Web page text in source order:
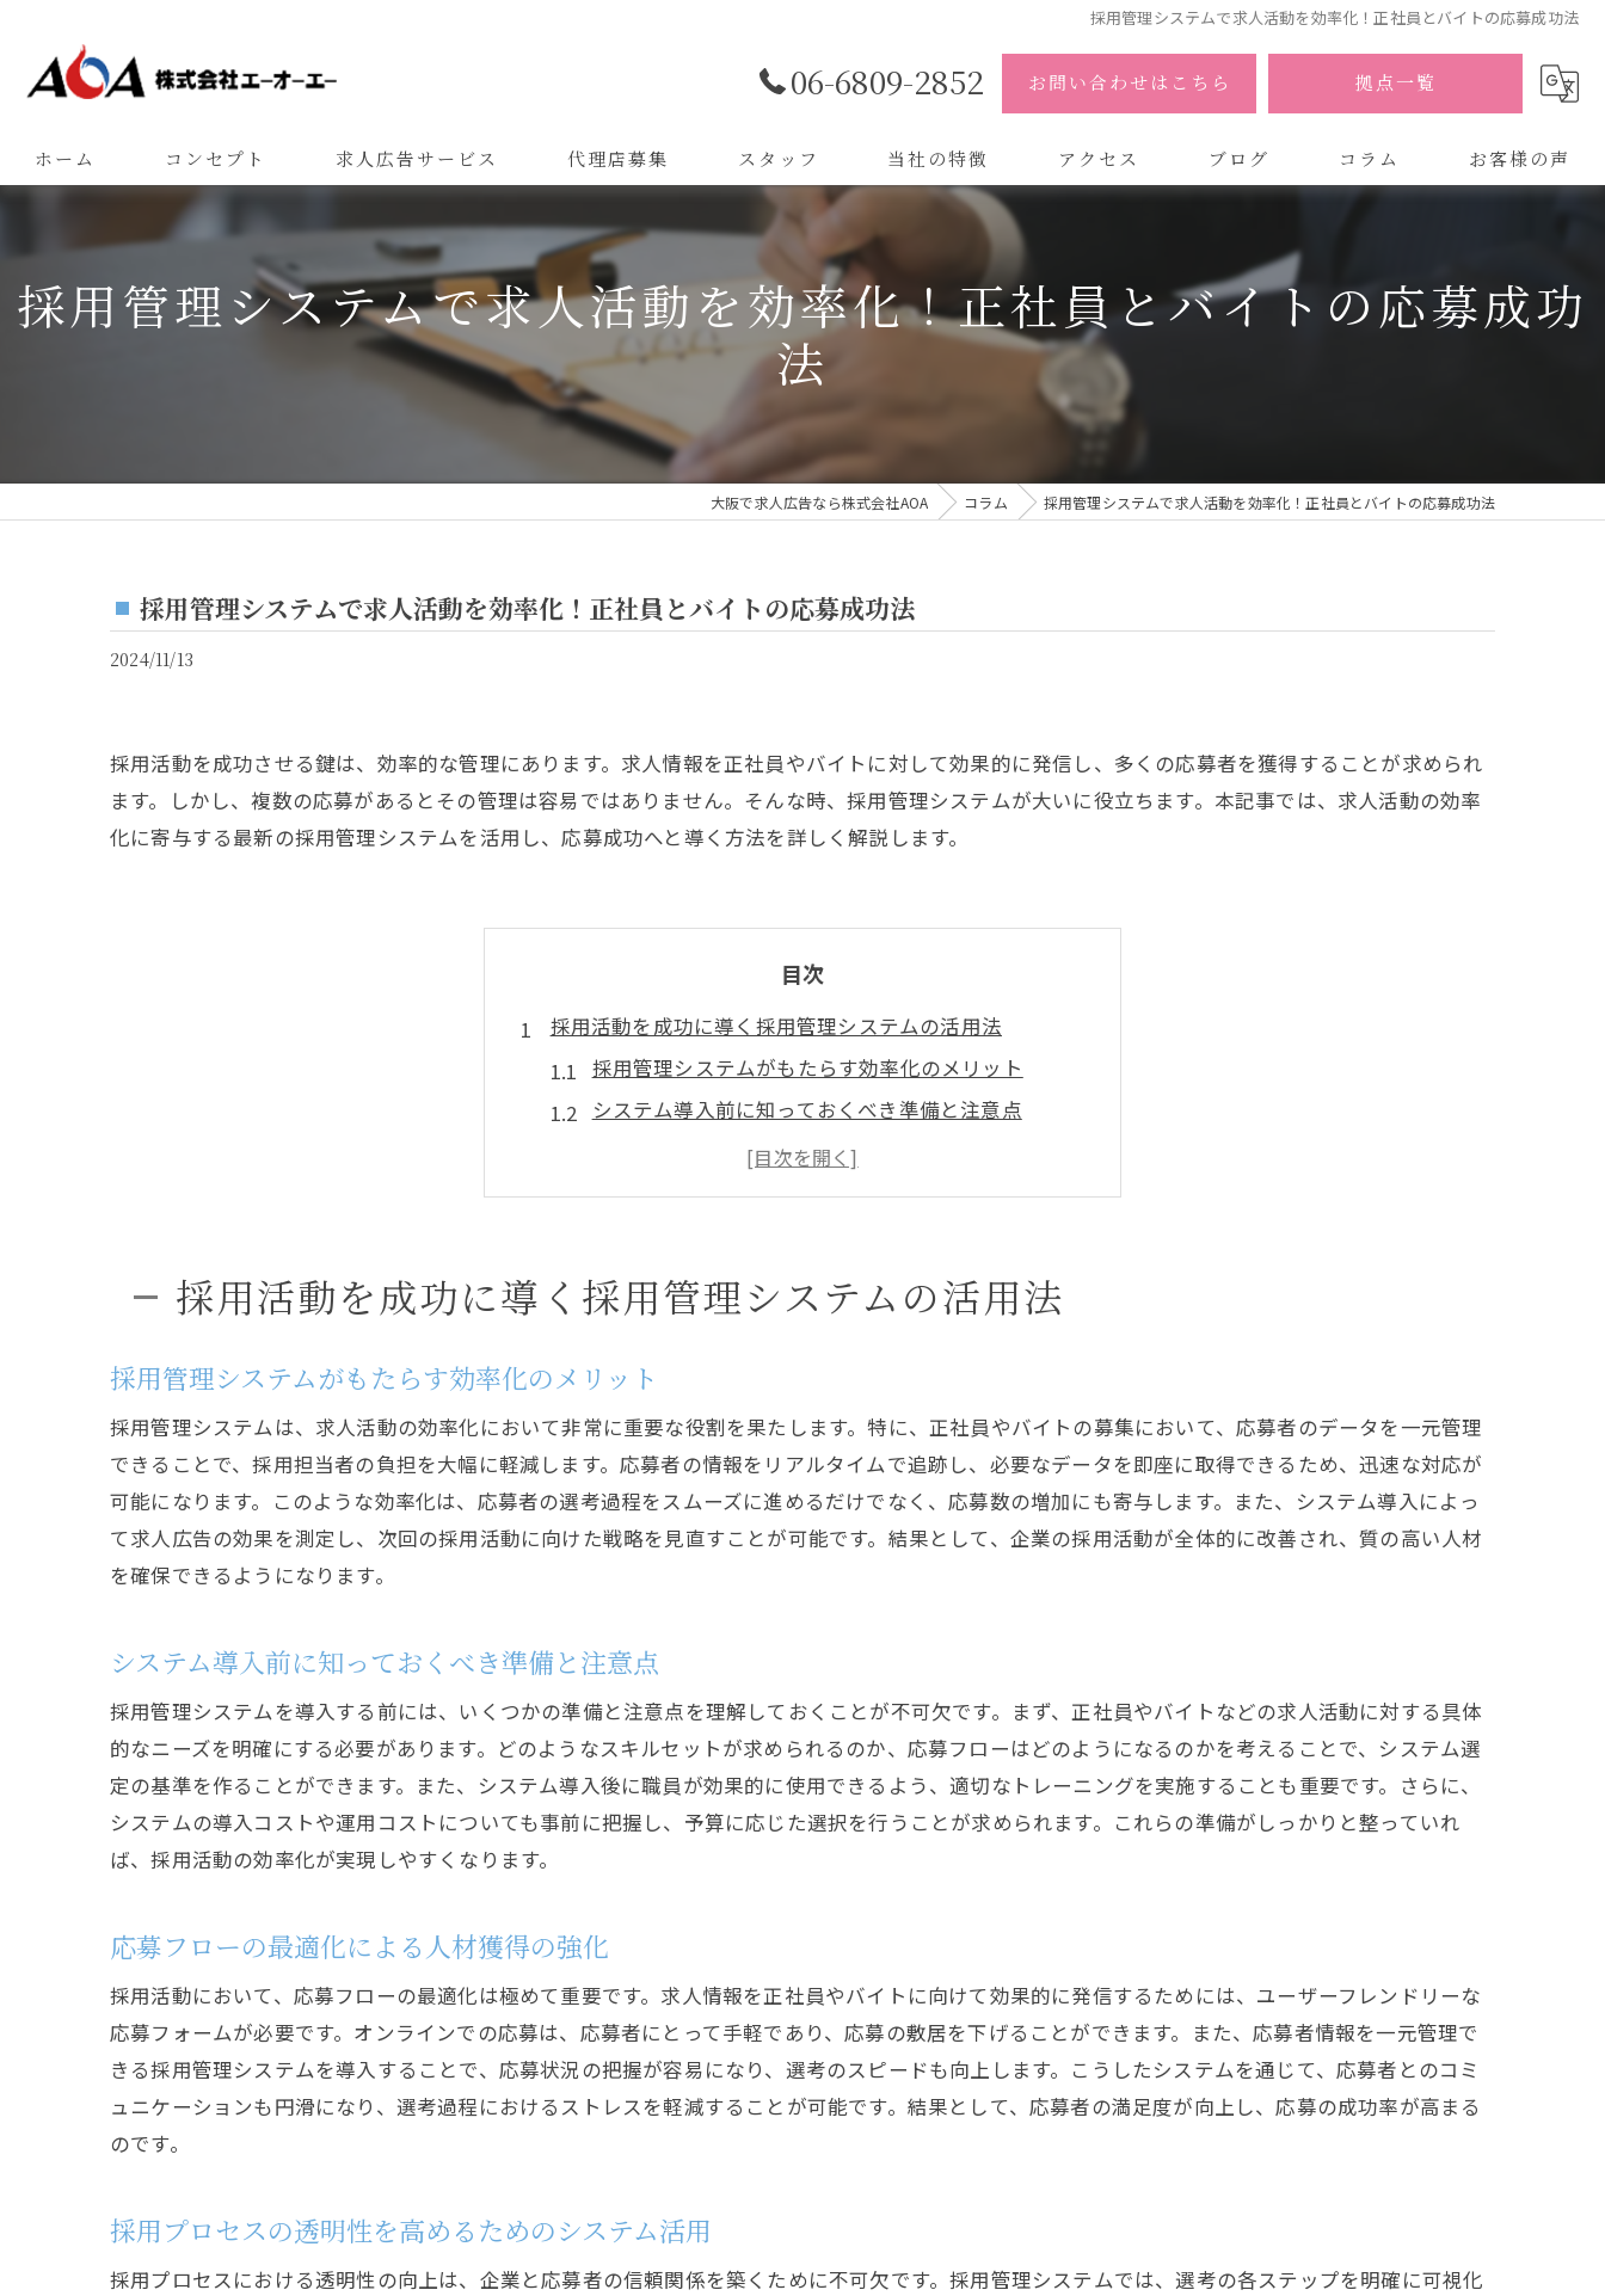
採用管理システムで求人活動を効率化！正社員とバイトの応募成功法
06-6809-2852 お問い合わせはこちら 拠点一覧
ホーム コンセプト 求人広告サービス 代理店募集 スタッフ 当社の特徴
代理店
制作
アクセス
株式会社AOA 東京 渋谷オフィス
株式会社AOA 南森町オフィス
ブログ コラム お客様の声
採用管理システムで求人活動を効率化！正社員とバイトの応募成功
法
大阪で求人広告なら株式会社AOA コラム 採用管理システムで求人活動を効率化！正社員とバイトの応募成功法
採用管理システムで求人活動を効率化！正社員とバイトの応募成功法
2024/11/13
採用活動を成功させる鍵は、効率的な管理にあります。求人情報を正社員やバイトに対して効果的に発信し、多くの応募者を獲得することが求められ
ます。しかし、複数の応募があるとその管理は容易ではありません。そんな時、採用管理システムが大いに役立ちます。本記事では、求人活動の効率
化に寄与する最新の採用管理システムを活用し、応募成功へと導く方法を詳しく解説します。
目次
採用活動を成功に導く採用管理システムの活用法
採用管理システムがもたらす効率化のメリット
システム導入前に知っておくべき準備と注意点
応募フローの最適化による人材獲得の強化
採用プロセスの透明性を高めるためのシステム活用
成功事例から学ぶ採用管理システムの効果的な使い方
求人情報を最大限に活かすための応募管理テクニック
応募者の目線に立った求人情報の設計法
応募者の属性に合わせた求人情報のカスタマイズ
応募管理システムを活用した情報拡散戦略
正社員とバイトの求人に適したシステム機能の比較
応募者体験を向上させるUI/UXの重要性
システム選定時に考慮すべきコストと効果
業界別おすすめ採用管理システムの特徴
応募者データの安全性を考慮したシステム選び
今注目の革新的な採用管理システムトップ3
AIを活用した採用プロセスの自動化事例
クラウドベースシステムがもたらす利便性
モバイル対応システムでの採用活動のメリット
グローバル採用に対応した多言語システムの活用法
応募者情報の一元管理がもたらす組織の変革
一元化による選考プロセスのスピードアップ
採用活動を成功に導く採用管理システムの活用法
採用管理システムがもたらす効率化のメリット
採用管理システムは、求人活動の効率化において非常に重要な役割を果たします。特に、正社員やバイトの募集において、応募者のデータを一元管理
できることで、採用担当者の負担を大幅に軽減します。応募者の情報をリアルタイムで追跡し、必要なデータを即座に取得できるため、迅速な対応が
可能になります。このような効率化は、応募者の選考過程をスムーズに進めるだけでなく、応募数の増加にも寄与します。また、システム導入によっ
て求人広告の効果を測定し、次回の採用活動に向けた戦略を見直すことが可能です。結果として、企業の採用活動が全体的に改善され、質の高い人材
を確保できるようになります。
システム導入前に知っておくべき準備と注意点
採用管理システムを導入する前には、いくつかの準備と注意点を理解しておくことが不可欠です。まず、正社員やバイトなどの求人活動に対する具体
的なニーズを明確にする必要があります。どのようなスキルセットが求められるのか、応募フローはどのようになるのかを考えることで、システム選
定の基準を作ることができます。また、システム導入後に職員が効果的に使用できるよう、適切なトレーニングを実施することも重要です。さらに、
システムの導入コストや運用コストについても事前に把握し、予算に応じた選択を行うことが求められます。これらの準備がしっかりと整っていれ
ば、採用活動の効率化が実現しやすくなります。
応募フローの最適化による人材獲得の強化
採用活動において、応募フローの最適化は極めて重要です。求人情報を正社員やバイトに向けて効果的に発信するためには、ユーザーフレンドリーな
応募フォームが必要です。オンラインでの応募は、応募者にとって手軽であり、応募の敷居を下げることができます。また、応募者情報を一元管理で
きる採用管理システムを導入することで、応募状況の把握が容易になり、選考のスピードも向上します。こうしたシステムを通じて、応募者とのコミ
ュニケーションも円滑になり、選考過程におけるストレスを軽減することが可能です。結果として、応募者の満足度が向上し、応募の成功率が高まる
のです。
採用プロセスの透明性を高めるためのシステム活用
採用プロセスにおける透明性の向上は、企業と応募者の信頼関係を築くために不可欠です。採用管理システムでは、選考の各ステップを明確に可視化